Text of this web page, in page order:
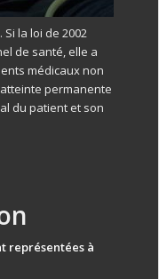
la loi de 2002
de santé, elle a
médicaux non
permanente
du patient et son
représentées à